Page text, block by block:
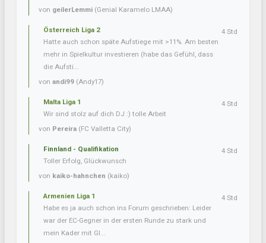
von geilerLemmi (Genial Karamelo LMAA)
Österreich Liga 2
Hatte auch schon späte Aufstiege mit >11%. Am besten
mehr in Spielkultur investieren (habe das Gefühl, dass
die Aufsti...
von andi99 (Andy17)
4 Std
Malta Liga 1
Wir sind stolz auf dich DJ :) tolle Arbeit
von Pereira (FC Valletta City)
4 Std
Finnland - Qualifikation
Toller Erfolg, Glückwunsch
von kaiko-hahnchen (kaiko)
4 Std
Armenien Liga 1
Habe es ja auch schon ins Forum geschrieben: Leider
war der EC-Gegner in der ersten Runde zu stark und
mein Kader mit Gl...
4 Std